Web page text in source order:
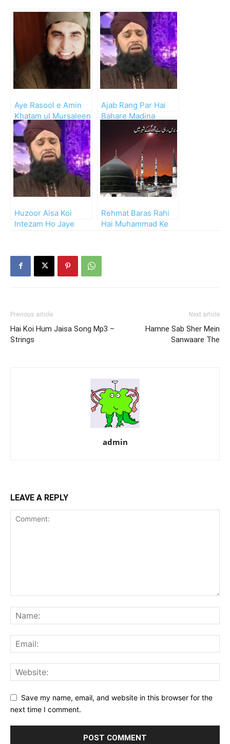
Aye Rasool e Amin
Khatam ul Mursaleen
Ajab Rang Par Hai
Bahare Madina
Huzoor Aisa Koi
Intezam Ho Jaye
Rehmat Baras Rahi
Hai Muhammad Ke
Previous article
Hai Koi Hum Jaisa Song Mp3 –
Strings
Next article
Hamne Sab Sher Mein
Sanwaare The
admin
LEAVE A REPLY
Save my name, email, and website in this browser for the
next time I comment.